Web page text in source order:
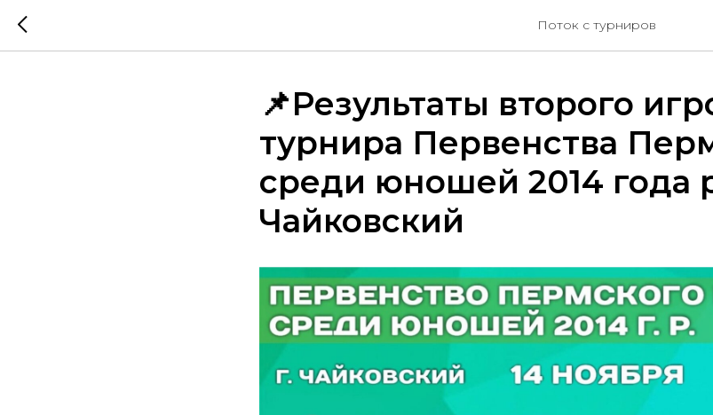
Поток с турниров
📌Результаты второго
турнира Первенства
среди юношей 2014 года
Чайковский